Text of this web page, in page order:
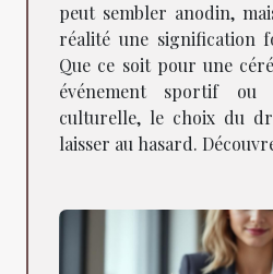
peut sembler anodin,
réalité une signification
Que ce soit pour une
événement sportif ou
culturelle, le choix du
laisser au hasard.